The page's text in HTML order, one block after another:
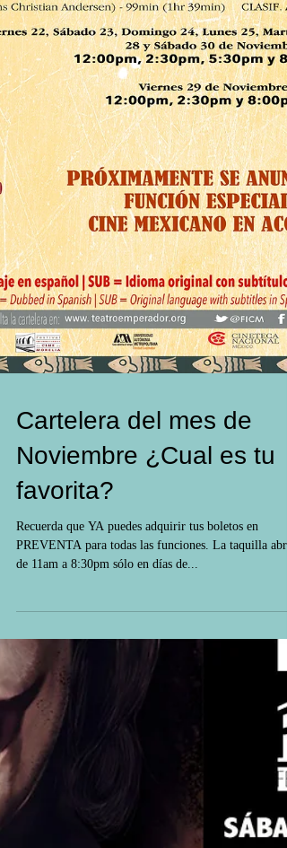
Cartelera del mes de
Noviembre ¿Cual es tu
favorita?
Recuerda que YA puedes adquirir tus boletos en
PREVENTA para todas las funciones. La taquilla abre